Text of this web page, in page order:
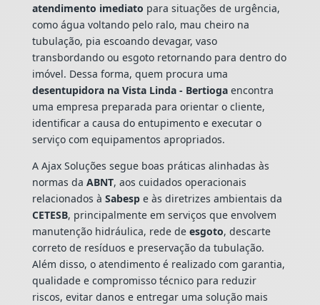
atendimento imediato para situações de urgência,
como água voltando pelo ralo, mau cheiro na
tubulação, pia escoando devagar, vaso
transbordando ou esgoto retornando para dentro do
imóvel. Dessa forma, quem procura uma
desentupidora na Vista Linda - Bertiogaencontra
uma empresa preparada para orientar o cliente,
identificar a causa do entupimento e executar o
serviço com equipamentos apropriados.
A Ajax Soluções segue boas práticas alinhadas às
normas da ABNT, aos cuidados operacionais
relacionados à Sabespe às diretrizes ambientais da
CETESB, principalmente em serviços que envolvem
manutenção hidráulica, rede de esgoto, descarte
correto de resíduos e preservação da tubulação.
Além disso, o atendimento é realizado com garantia,
qualidade e compromisso técnico para reduzir
riscos, evitar danos e entregar uma solução mais